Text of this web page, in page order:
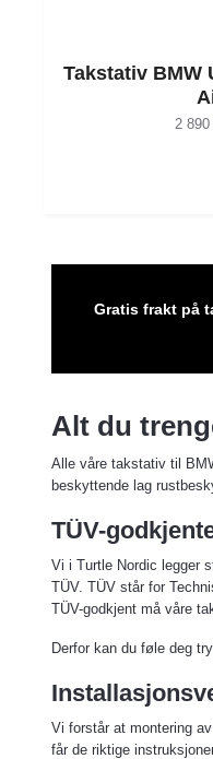
Takstativ BMW
2
Gratis frakt på
Alt du
Alle våre takstativ til
beskyttende lag
TÜV-
Vi i Turtle Nordic legger
TÜV. TÜV står for
TÜV-godkjent må våre
Derfor kan du føle deg
Vi forstår at montering
får de riktige